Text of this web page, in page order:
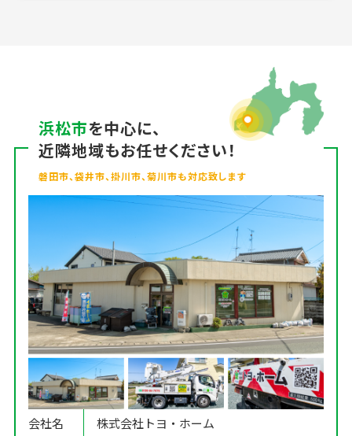
浜松市を中心に、
近隣地域もお任せください！
磐田市、袋井市、掛川市、菊川市も対応致します
会社名
株式会社トヨ・ホーム